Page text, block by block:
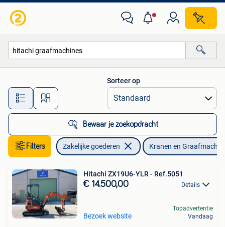
Alle afstanden…
Sorteer op
Bewaar je zoekopdracht
Filters Zakelijke goederen Kranen en
Hitachi ZX19U6-YLR - Ref.5051
€ 14.500,00 Details
Bezoek website
Topadvertentie
Vandaag